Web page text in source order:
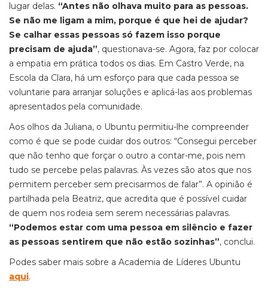
lugar delas. “Antes não olhava muito para as pessoas.
Se não me ligam a mim, porque é que hei de ajudar?
Se calhar essas pessoas só fazem isso porque
precisam de ajuda”, questionava-se. Agora, faz por colocar
a empatia em prática todos os dias. Em Castro Verde, na
Escola da Clara, há um esforço para que cada pessoa se
voluntarie para arranjar soluções e aplicá-las aos problemas
apresentados pela comunidade.
Aos olhos da Juliana, o Ubuntu permitiu-lhe compreender
como é que se pode cuidar dos outros: “Consegui perceber
que não tenho que forçar o outro a contar-me, pois nem
tudo se percebe pelas palavras. Às vezes são atos que nos
permitem perceber sem precisarmos de falar”. A opinião é
partilhada pela Beatriz, que acredita que é possível cuidar
de quem nos rodeia sem serem necessárias palavras.
“Podemos estar com uma pessoa em silêncio e fazer
as pessoas sentirem que não estão sozinhas”, conclui.
Podes saber mais sobre a Academia de Líderes Ubuntu
aqui.